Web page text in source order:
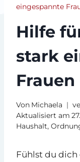
eingespannte
Hilfe
stark
Frauen
Von Michaela
Aktualisiert am
Haushalt,
Fühlst du dich